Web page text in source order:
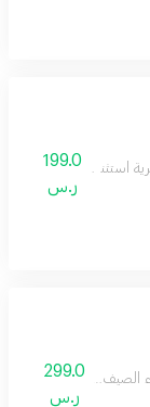
من مجموعتنا المميزة بسعر خاص. فرصة رائعة للاستمتاع
199.0
ر.س
الصيف المنعشة مع باقة
299.0
ر.س